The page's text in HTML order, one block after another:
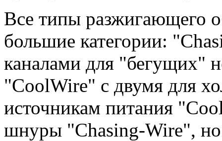
Все типы разжигающего
большие категории:
каналами для "бегущих"
"CoolWire" с двумя для
источникам питания
шнуры "Chasing-Wire", но